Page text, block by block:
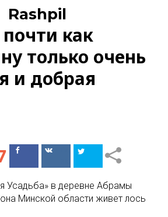
Rashpil
как
только очень
и добрая
ПоделитьсяПоделиться
Усадьба» в деревне Абрамы
Минской области живет лось